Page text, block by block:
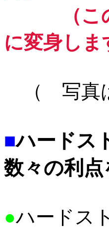
（この瞬
に変身しま
（ 写真
■ハードス
数々の利
●ハードス